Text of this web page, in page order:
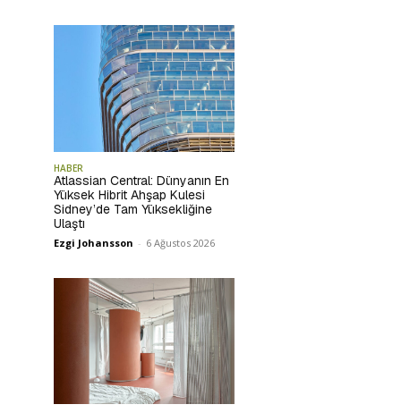
HABER
Atlassian Central: Dünyanın En
Yüksek Hibrit Ahşap Kulesi
Sidney’de Tam Yüksekliğine
Ulaştı
Ezgi Johansson - 6 Ağustos 2026